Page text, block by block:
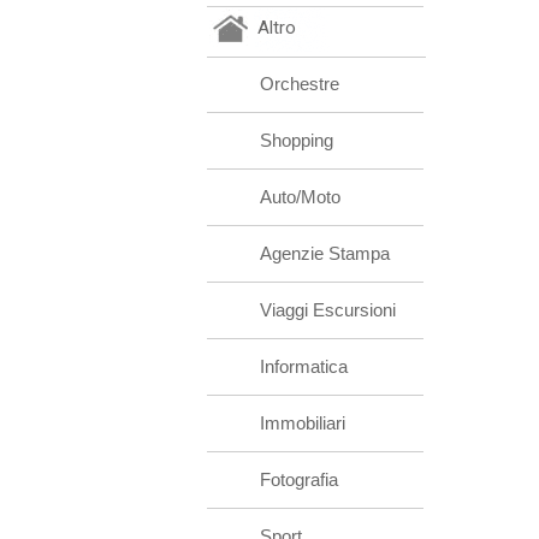
Altro
Orchestre
Shopping
Auto/Moto
Agenzie Stampa
Viaggi Escursioni
Informatica
Immobiliari
Fotografia